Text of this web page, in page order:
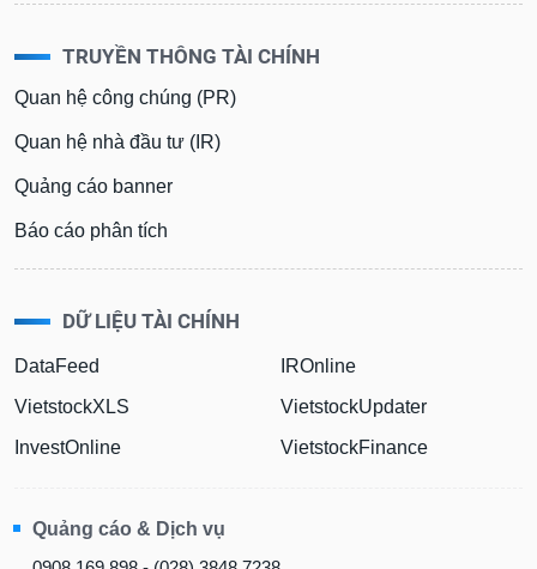
TRUYỀN THÔNG TÀI CHÍNH
Quan hệ công chúng (PR)
Quan hệ nhà đầu tư (IR)
Quảng cáo banner
Báo cáo phân tích
DỮ LIỆU TÀI CHÍNH
DataFeed
VietstockXLS
InvestOnline
IROnline
VietstockUpdater
VietstockFinance
Quảng cáo & Dịch vụ